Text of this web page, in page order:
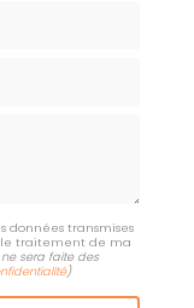
données transmises
traitement de ma
sera faite des
)